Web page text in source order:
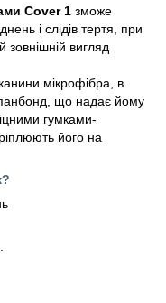
Cover 1 зможе
і слідів тертя, при
зовнішній вигляд
мікрофібра, в
що надає йому
гумками-
його на